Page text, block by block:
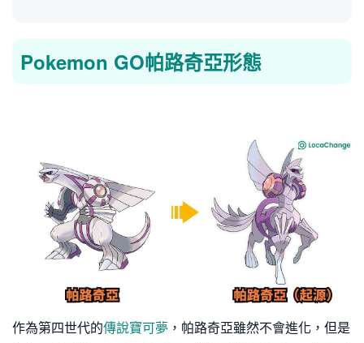
Pokemon GO帕路奇亞形態
作為第四世代的傳說寶可夢 ，帕路奇亞雖然不會進化，但是